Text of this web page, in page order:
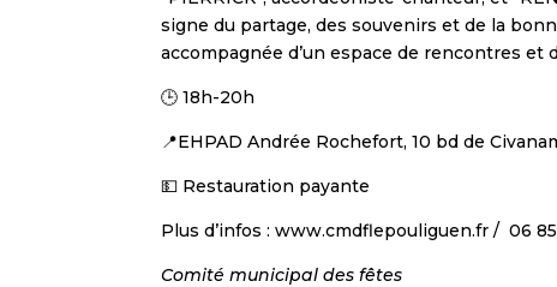
signe du partage, des souvenirs et de la
accompagnée d’un espace de rencontres
🕒 18h-20h
📍EHPAD Andrée Rochefort, 10 bd de
💵 Restauration payante
Plus d’infos : www.cmdflepouliguen.fr / 06
Comité municipal des fêtes